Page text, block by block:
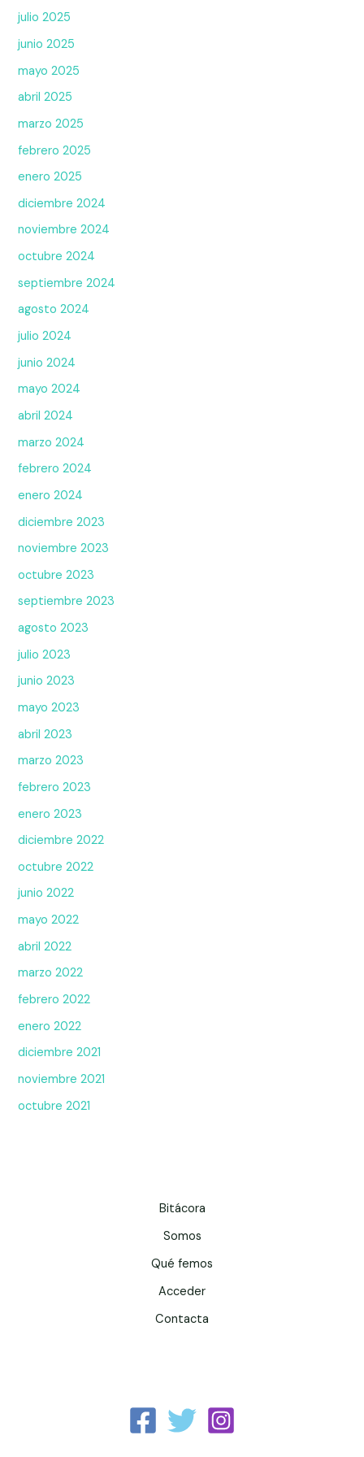
julio 2025
junio 2025
mayo 2025
abril 2025
marzo 2025
febrero 2025
enero 2025
diciembre 2024
noviembre 2024
octubre 2024
septiembre 2024
agosto 2024
julio 2024
junio 2024
mayo 2024
abril 2024
marzo 2024
febrero 2024
enero 2024
diciembre 2023
noviembre 2023
octubre 2023
septiembre 2023
agosto 2023
julio 2023
junio 2023
mayo 2023
abril 2023
marzo 2023
febrero 2023
enero 2023
diciembre 2022
octubre 2022
junio 2022
mayo 2022
abril 2022
marzo 2022
febrero 2022
enero 2022
diciembre 2021
noviembre 2021
octubre 2021
Bitácora
Somos
Qué femos
Acceder
Contacta